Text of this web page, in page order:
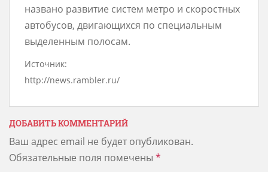
названо развитие систем метро и скоростных
автобусов, двигающихся по специальным
выделенным полосам.
Источник:
http://news.rambler.ru/
ДОБАВИТЬ КОММЕНТАРИЙ
Ваш адрес email не будет опубликован.
Обязательные поля помечены *